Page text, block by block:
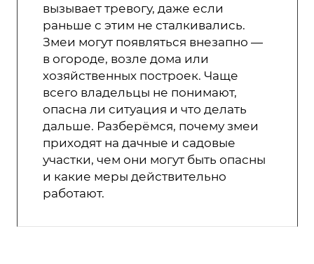
вызывает тревогу, даже если
раньше с этим не сталкивались.
Змеи могут появляться внезапно —
в огороде, возле дома или
хозяйственных построек. Чаще
всего владельцы не понимают,
опасна ли ситуация и что делать
дальше. Разберёмся, почему змеи
приходят на дачные и садовые
участки, чем они могут быть опасны
и какие меры действительно
работают.